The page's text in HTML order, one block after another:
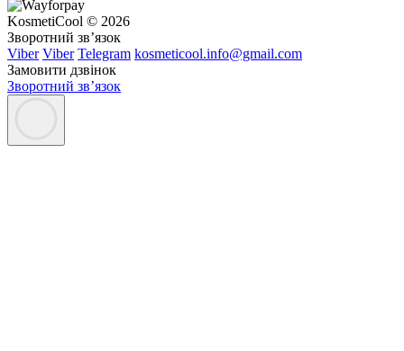
KosmetiCool © 2026
Зворотний зв’язок
Viber Viber Telegram kosmeticool.info@gmail.com
Замовити дзвінок
Зворотний зв’язок